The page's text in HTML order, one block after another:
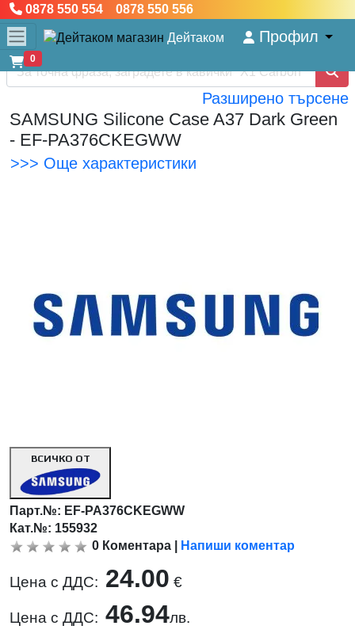
0878 550 554 0878 550 556
Дейтаком Профил
0
Разширено търсене
SAMSUNG Silicone Case A37 Dark Green
- EF-PA376CKEGWW
>>> Още характеристики
ВСИЧКО ОТ
Парт.№: EF-PA376CKEGWW
Кат.№: 155932
0 Коментара Напиши коментар
Цена с ДДС: 24.00 €
Цена с ДДС: 46.94лв.